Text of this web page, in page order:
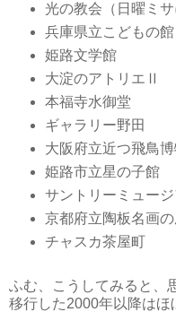
光の教会（日曜ミサ
兵庫県立こどもの館
姫路文学館
大淀のアトリエⅡ
本福寺水御堂
ギャラリー野田
大阪府立近つ飛鳥
姫路市立星の子館
サントリーミュー
京都府立陶板名画の
チャスカ茶屋町
ふむ、こうしてみると、
移行した2000年以降はほ